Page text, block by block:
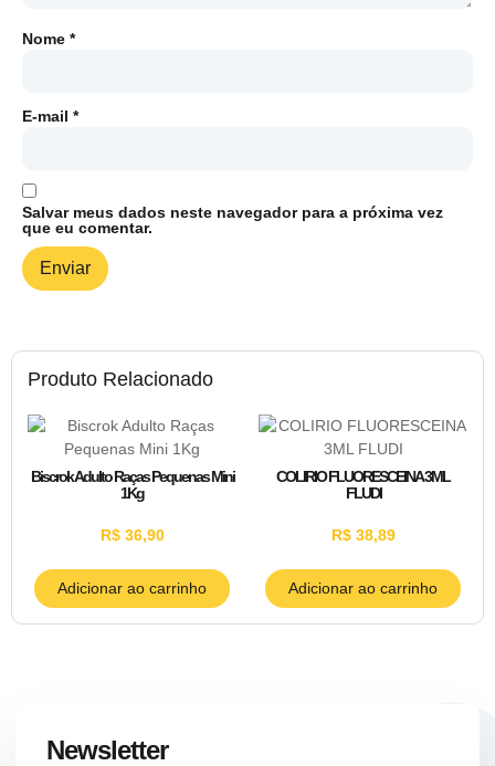
Produto Relacionado
Biscrok Adulto Raças Pequenas Mini
1Kg
R$36,90
Adicionar ao carrinho
COLIRIO FLUORESCEINA 3ML
FLUDI
R$38,89
Adicionar ao carrinho
Nome *
E-mail *
Salvar meus dados neste navegador para a próxima vez
que eu comentar.
Newsletter